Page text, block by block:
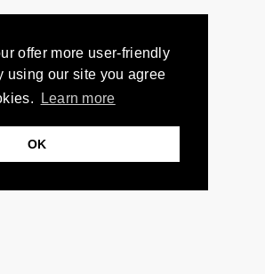
offer more user-friendly
using our site you agree
Learn more
OK